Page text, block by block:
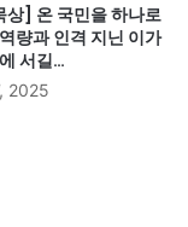
상] 온 국민을 하나로
량과 인격 지닌 이가
서길…
2025